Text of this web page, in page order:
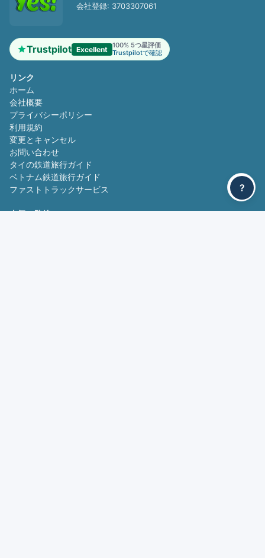
?
会社登録: 3703307061
Trustpilot Excellent 100% 5つ星評価
Trustpilotで確認
リンク
ホーム
会社概要
プライバシーポリシー
利用規約
変更とキャンセル
お問い合わせ
タイの鉄道旅行ガイド
ベトナム鉄道旅行ガイド
ファストトラックサービス
人気の路線